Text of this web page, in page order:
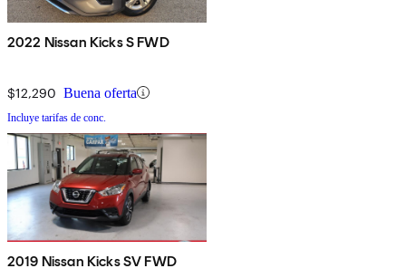
2022 Nissan Kicks S FWD
$12,290 Buena oferta
Incluye tarifas de conc.
2019 Nissan Kicks SV FWD